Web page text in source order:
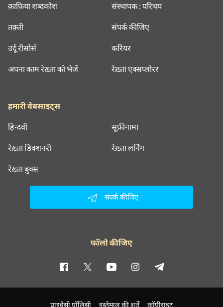
क़ाफ़िया शब्दकोश
तक़्ती
उर्दू रीसोर्स
अपना काम रेख़्ता को भेजें
संस्थापक : परिचय
संपर्क कीजिए
करियर
रेख़्ता एक्सप्लोरर
हमारी वेबसाइट्स
हिन्दवी सूफ़ीनामा
रेख़्ता डिक्शनरी रेख़्ता लर्निंग
रेख़्ता बुक्स
संपर्क कीजिए
फॉलो कीजिए
प्राइवेसी पॉलिसी इस्तेमाल की शर्तें कॉपीराइट